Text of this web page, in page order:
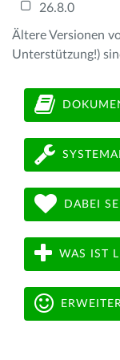
26.8.0
Ältere Versionen
Unterstützung!)
DABEI
WAS IST